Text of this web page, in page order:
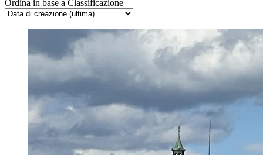
Ordina in base a Classificazione